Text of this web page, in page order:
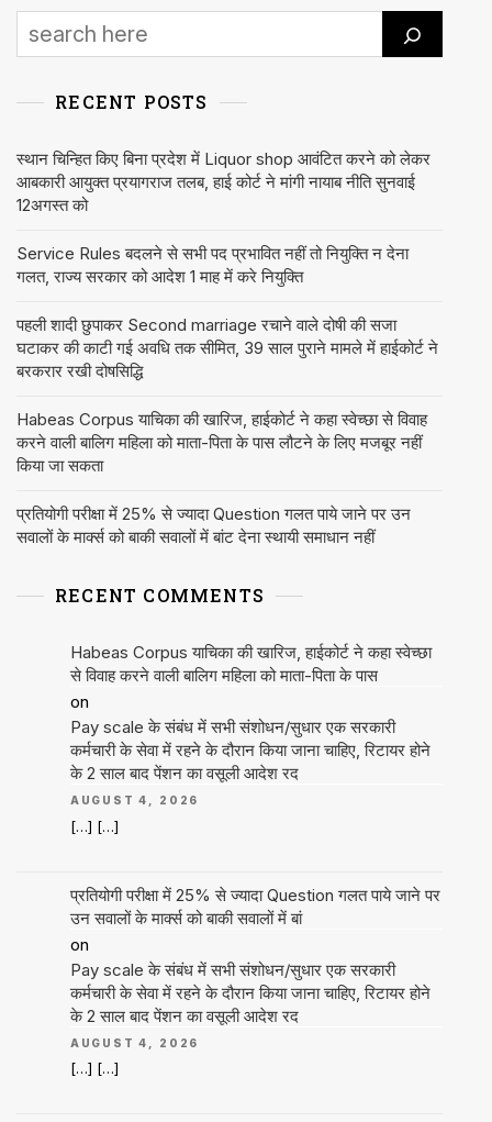
RECENT POSTS
स्थान चिन्हित किए बिना प्रदेश में Liquor shop आवंटित करने को लेकर
आबकारी आयुक्त प्रयागराज तलब, हाई कोर्ट ने मांगी नायाब नीति सुनवाई
12अगस्त को
Service Rules बदलने से सभी पद प्रभावित नहीं तो नियुक्ति न देना
गलत, राज्य सरकार को आदेश 1 माह में करे नियुक्ति
पहली शादी छुपाकर Second marriage रचाने वाले दोषी की सजा
घटाकर की काटी गई अवधि तक सीमित, 39 साल पुराने मामले में हाईकोर्ट ने
बरकरार रखी दोषसिद्धि
Habeas Corpus याचिका की खारिज, हाईकोर्ट ने कहा स्वेच्छा से विवाह
करने वाली बालिग महिला को माता-पिता के पास लौटने के लिए मजबूर नहीं
किया जा सकता
प्रतियोगी परीक्षा में 25% से ज्यादा Question गलत पाये जाने पर उन
सवालों के मार्क्स को बाकी सवालों में बांट देना स्थायी समाधान नहीं
RECENT COMMENTS
Habeas Corpus याचिका की खारिज, हाईकोर्ट ने कहा स्वेच्छा
से विवाह करने वाली बालिग महिला को माता-पिता के पास
on
Pay scale के संबंध में सभी संशोधन/सुधार एक सरकारी
कर्मचारी के सेवा में रहने के दौरान किया जाना चाहिए, रिटायर होने
के 2 साल बाद पेंशन का वसूली आदेश रद
AUGUST 4, 2026
[…] […]
प्रतियोगी परीक्षा में 25% से ज्यादा Question गलत पाये जाने पर
उन सवालों के मार्क्स को बाकी सवालों में बां
on
Pay scale के संबंध में सभी संशोधन/सुधार एक सरकारी
कर्मचारी के सेवा में रहने के दौरान किया जाना चाहिए, रिटायर होने
के 2 साल बाद पेंशन का वसूली आदेश रद
AUGUST 4, 2026
[…] […]